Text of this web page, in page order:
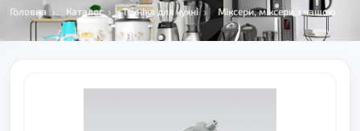
Головна Каталог Техніка для кухні Міксери, міксери з чашою